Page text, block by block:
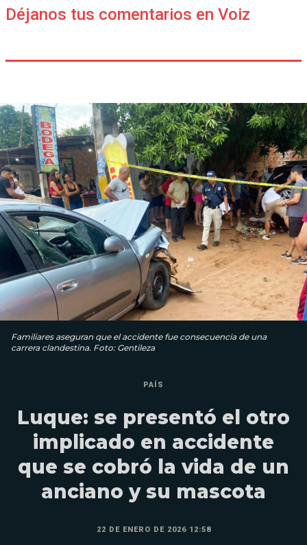
Déjanos tus comentarios en Voiz
Familiares aseguran que el accidente fue consecuencia de una
carrera clandestina. Foto: Gentileza
PAÍS
Luque: se presentó el otro
implicado en accidente
que se cobró la vida de un
anciano y su mascota
22 DE ENERO DE 2026 12:58